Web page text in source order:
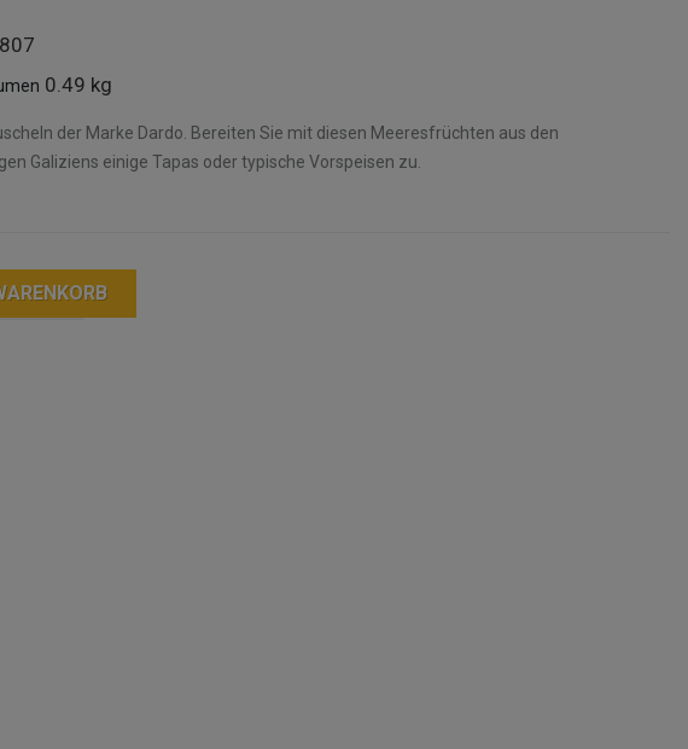
0.49 kg
der Marke Dardo. Bereiten Sie mit diesen Meeresfrüchten aus den
Galiziens einige Tapas oder typische Vorspeisen zu.